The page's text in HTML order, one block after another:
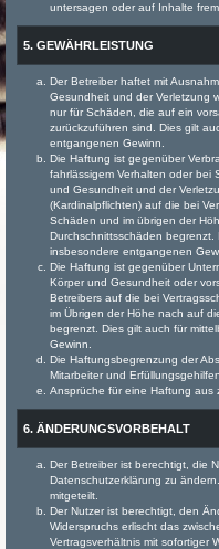
untersagen oder auf Inhalte
5. GEWÄHRLEISTUNG
Der Betreiber haftet mit
Gesundheit und der Verletzung
nur für Schäden, die auf ein
zurückzuführen sind. Dies gilt
entgangenen Gewinn.
Die Haftung ist gegenüber
fahrlässigem Verhalten oder bei
und Gesundheit und der
(Kardinalpflichten) auf die bei
Schäden und im übrigen der
Durchschnittsschäden begrenzt.
insbesondere entgangenen
Die Haftung ist gegenüber
Körper und Gesundheit oder
Betreibers auf die bei
im Übrigen der Höhe nach auf
begrenzt. Dies gilt auch für
Gewinn.
Die Haftungsbegrenzung der
Mitarbeiter und
Ansprüche für eine Haftung aus
6. ÄNDERUNGSVORBEHALT
Der Betreiber ist berechtigt, die
Datenschutzerklärung zu
mitgeteilt.
Der Nutzer ist berechtigt, den
Widerspruchs erlischt das
Vertragsverhältnis mit sofortiger